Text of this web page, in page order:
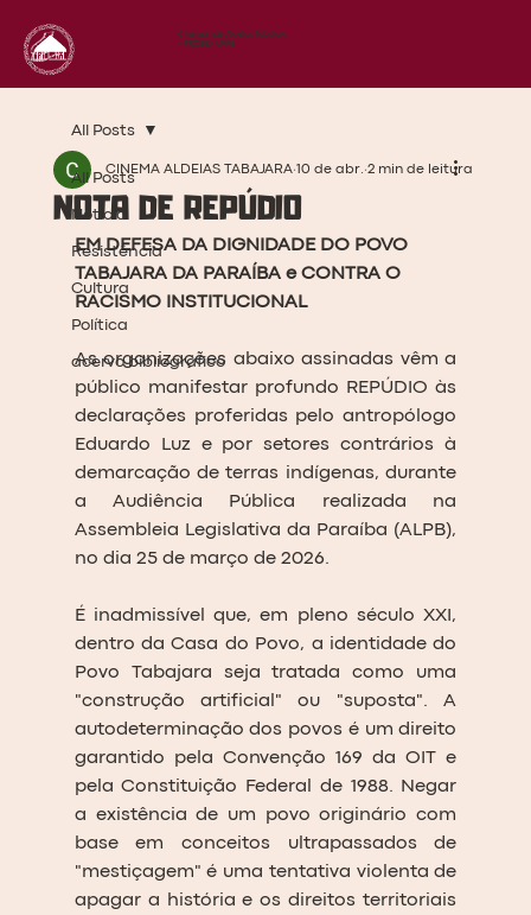
Cinema nas Aldeias Tabajara
- PROBEX UFPB
All Posts
Notícia
Resistência
Cultura
Política
acervo bibliográfico
All Posts
NOTA DE REPÚDIO
CINEMA ALDEIAS TABAJARA 10 de abr. 2 min de leitura
EM DEFESA DA DIGNIDADE DO POVO
TABAJARA DA PARAÍBA e CONTRA O
RACISMO INSTITUCIONAL
As organizações abaixo assinadas vêm a
público manifestar profundo REPÚDIO às
declarações proferidas pelo antropólogo
Eduardo Luz e por setores contrários à
demarcação de terras indígenas, durante
a Audiência Pública realizada na
Assembleia Legislativa da Paraíba (ALPB),
no dia 25 de março de 2026.
É inadmissível que, em pleno século XXI,
dentro da Casa do Povo, a identidade do
Povo Tabajara seja tratada como uma
"construção artificial" ou "suposta". A
autodeterminação dos povos é um direito
garantido pela Convenção 169 da OIT e
pela Constituição Federal de 1988. Negar
a existência de um povo originário com
base em conceitos ultrapassados de
"mestiçagem" é uma tentativa violenta de
apagar a história e os direitos territoriais